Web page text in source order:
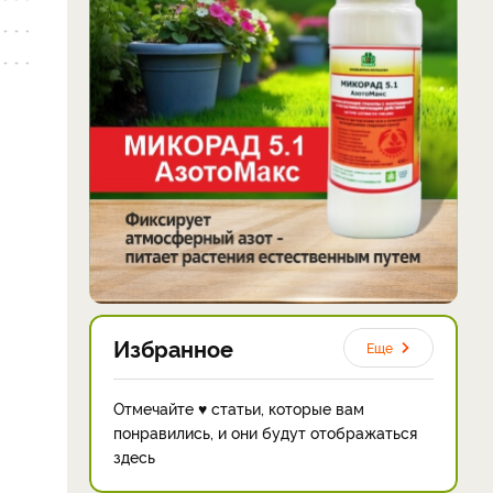
Избранное Еще
Отмечайте ♥ статьи, которые вам
понравились, и они будут отображаться
здесь